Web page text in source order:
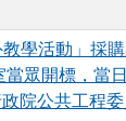
學活動」採
眾開標，當
院公共工程委